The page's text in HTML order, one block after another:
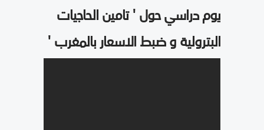
يوم دراسي حول ' تامين الحاجيات
البترولية و ضبط الاسعار بالمغرب '